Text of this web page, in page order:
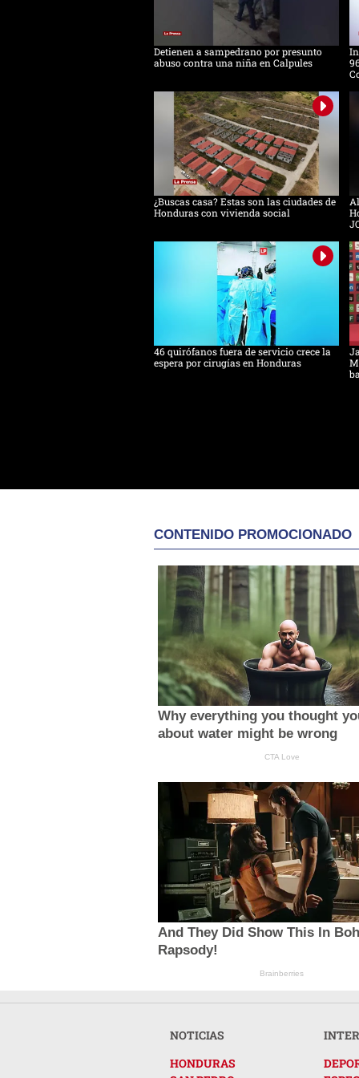
Detienen a sampedrano por presunto
abuso contra una niña en Calpules
¿Buscas casa? Estas son las ciudades de
Honduras con vivienda social
46 quirófanos fuera de servicio crece la
espera por cirugías en Honduras
CONTENIDO PROMOCIONADO
Why everything you thought
about water might be wrong
CTA Love
And They Did Show This In
Rapsody!
Brainberries
NOTICIAS
HONDURAS